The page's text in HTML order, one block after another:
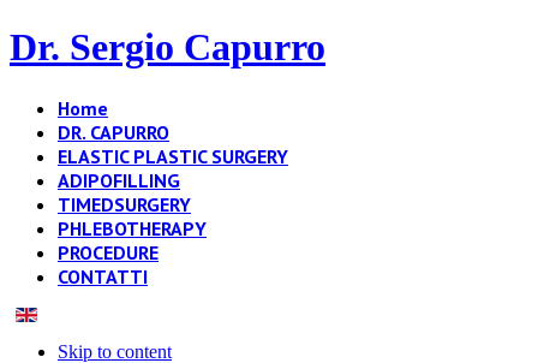
Dr. Sergio Capurro
Home
DR. CAPURRO
ELASTIC PLASTIC SURGERY
ADIPOFILLING
TIMEDSURGERY
PHLEBOTHERAPY
PROCEDURE
CONTATTI
Skip to content